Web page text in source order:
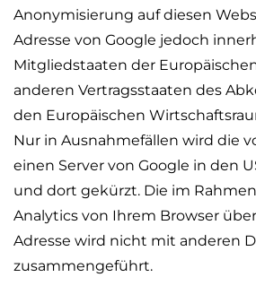
Anonymisierung auf diesen
Adresse von Google jedoch
Mitgliedstaaten der
anderen Vertragsstaaten des
den Europäischen
Nur in Ausnahmefällen wird die
einen Server von Google in den
und dort gekürzt. Die im
Analytics von Ihrem Browser
Adresse wird nicht mit anderen
zusammengeführt.